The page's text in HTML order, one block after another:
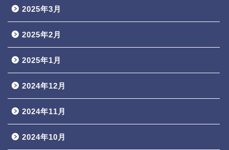
2025年3月
2025年2月
2025年1月
2024年12月
2024年11月
2024年10月